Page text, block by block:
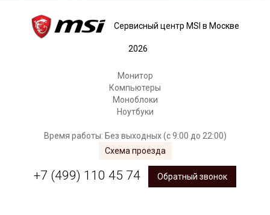
Сервисный центр MSI в Москве
2026
Монитор
Компьютеры
Моноблоки
Ноутбуки
Время работы: Без выходных (с 9:00 до 22:00)
Схема проезда
+7 (499) 110 45 74 Обратный звонок